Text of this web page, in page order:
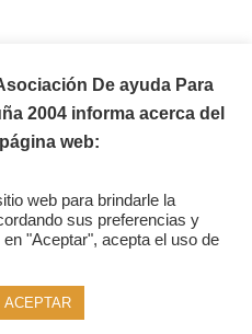
Afibrocat
De ayuda Para
2004 informa acerca del
web:
web para brindarle la
sus preferencias y
"Aceptar", acepta el uso de
ACEPTAR